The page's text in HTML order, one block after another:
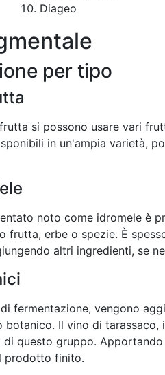
Diageo
per tipo
si possono usare vari
in un'ampia varietà,
noto come idromele è
frutta, erbe o spezie. È
altri ingredienti, se
fermentazione, vengono
botanico. Il vino di
di questo gruppo.
prodotto finito.